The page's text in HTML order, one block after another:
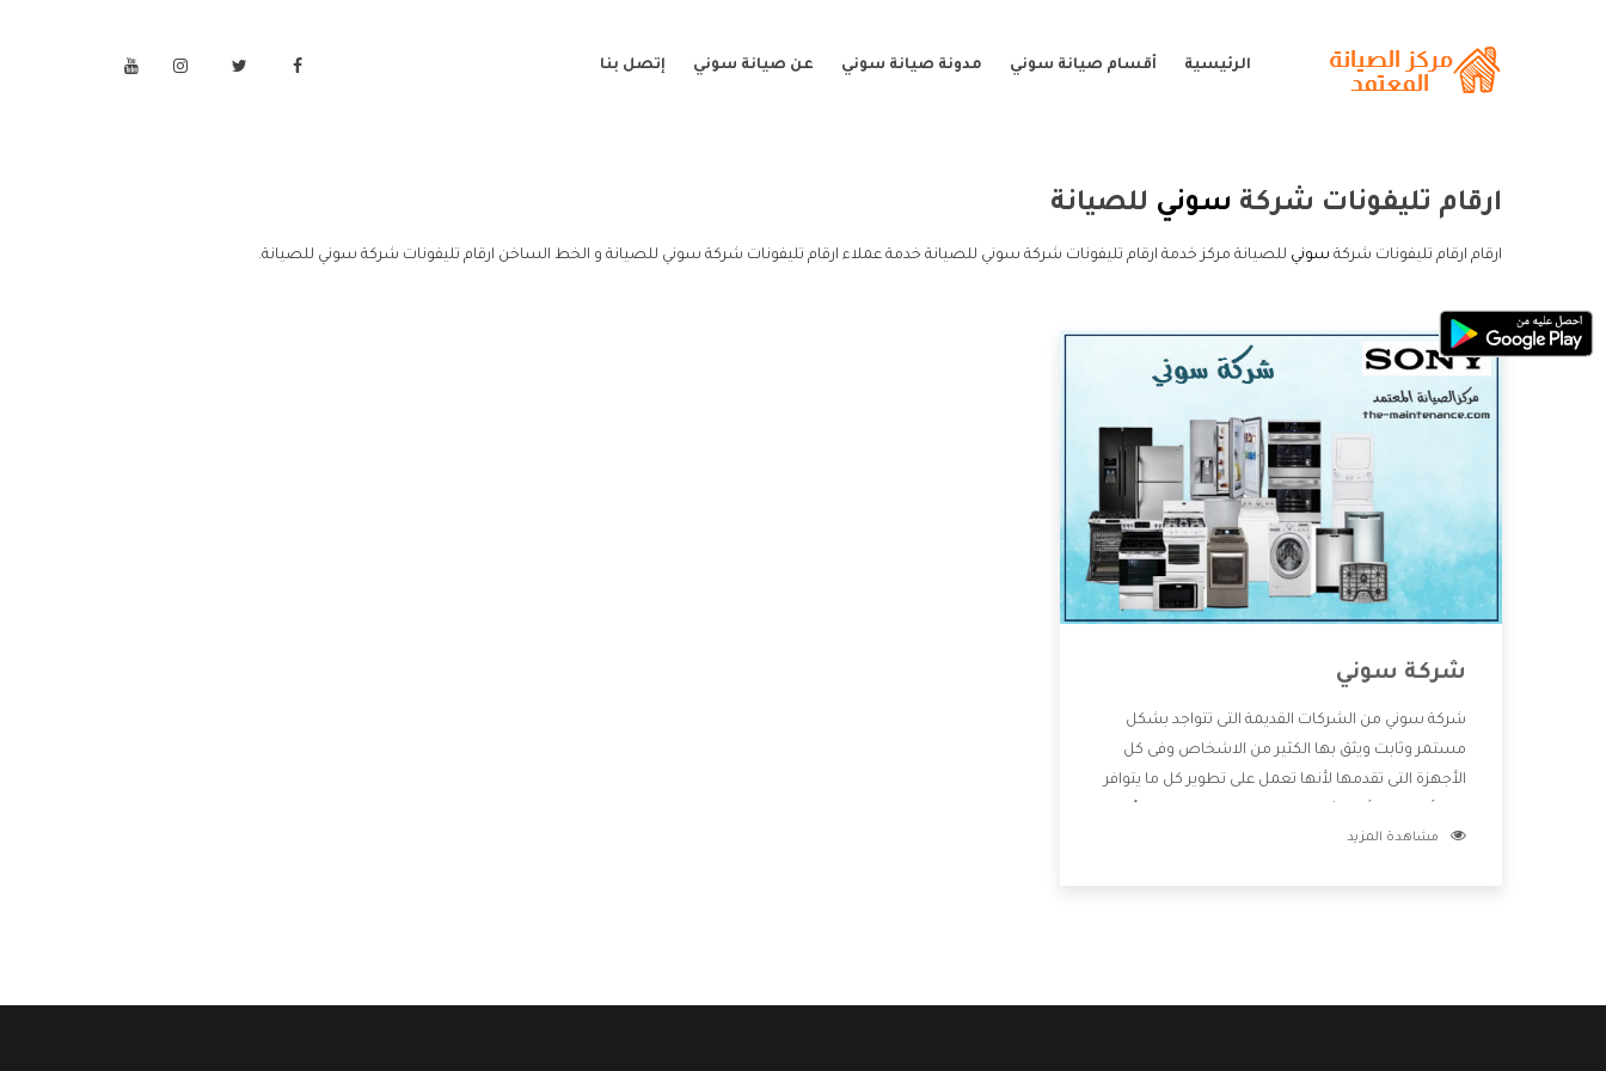
الرئيسية أقسام صيانة سوني مدونة صيانة سوني عن صيانة سوني إتصل بنا
ارقام تليفونات شركة سوني للصيانة
ارقام ارقام تليفونات شركة سوني للصيانة مركز خدمة ارقام تليفونات شركة سوني للصيانة خدمة عملاء ارقام تليفونات شركة سوني للصيانة و الخط الساخن ارقام تليفونات شركة سوني للصيانة.
شركة سوني
شركة سوني من الشركات القديمة التى تتواجد بشكل
مستمر وثابت ويثق بها الكثير من الاشخاص وفى كل
الأجهزة التى تقدمها لأنها تعمل على تطوير كل ما يتوافر
خدمات ما بعد البيع مع المنتجات وتقدم للعملاء أقوى
مشاهدة المزيد